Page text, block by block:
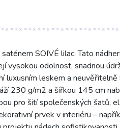
SOIVÉ lilac. Tato
vysokou odolnost, snadnou
luxusním leskem a neuvěřitelně
230 g/m2 a šířkou 145 cm
pro šití společenských šatů,
prvek v interiéru –